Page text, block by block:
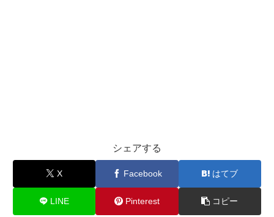
シェアする
X Facebook はてブ
LINE Pinterest コピー